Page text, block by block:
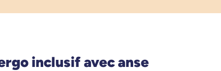
inclusif avec anse